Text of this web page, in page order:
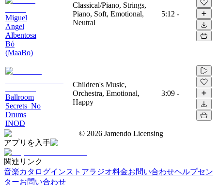
Miguel
Angel
Albentosa
Bó
(MaaBo)
Classical/Piano, Strings,
Piano, Soft, Emotional,
Neutral
5:12 -
Ballroom
Secrets_No
Drums
INOD
Children's Music,
Orchestra, Emotional,
Happy
3:09 -
© 2026 Jamendo Licensing
アプリを入手
関連リンク
音楽カタログインストアラジオ料金お問い合わせヘルプセン
ターお問い合わせ